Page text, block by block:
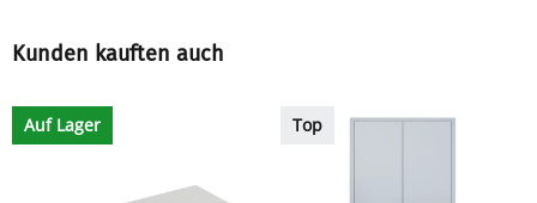
Kunden kauften auch
Auf Lager Top